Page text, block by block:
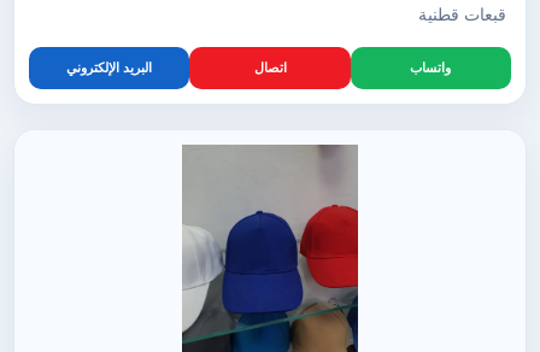
قبعات قطنية
واتساب اتصال البريد الإلكتروني